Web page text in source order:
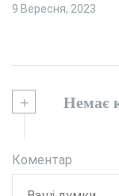
9 Вересня, 2023
+ Немає
Коментар